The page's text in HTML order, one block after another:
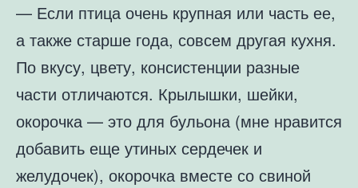
— Если птица очень крупная или часть ее,
а также старше года, совсем другая кухня.
По вкусу, цвету, консистенции разные
части отличаются. Крылышки, шейки,
окорочка — это для бульона (мне нравится
добавить еще утиных сердечек и
желудочек), окорочка вместе со свиной